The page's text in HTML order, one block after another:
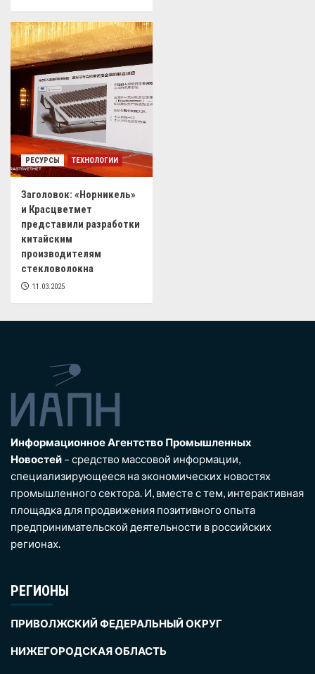
РЕСУРСЫ ТЕХНОЛОГИИ
Заголовок: «Норникель»
и Красцветмет
представили разработки
китайским
производителям
стекловолокна
11.03.2025
Информационное Агентство Промышленных
Новостей – средство массовой информации,
специализирующееся на экономических новостях
промышленного сектора. И, вместе с тем, интерактивная
площадка для продвижения позитивного опыта
предпринимательской деятельности в российских
регионах.
РЕГИОНЫ
ПРИВОЛЖСКИЙ ФЕДЕРАЛЬНЫЙ ОКРУГ
НИЖЕГОРОДСКАЯ ОБЛАСТЬ